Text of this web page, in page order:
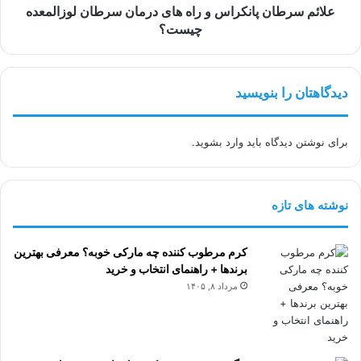
چیست؟
علائم سرطان پانکراس و راه های درمان سرطان لوزالمعده
چیست؟
دیدگاهتان را بنویسید
برای نوشتن دیدگاه باید وارد بشوید.
نوشته های تازه
کرم مرطوب کننده چه مارکی خوبه؟ معرفی بهترین
برندها + راهنمای انتخاب و خرید
مرداد ۸, ۱۴۰۵